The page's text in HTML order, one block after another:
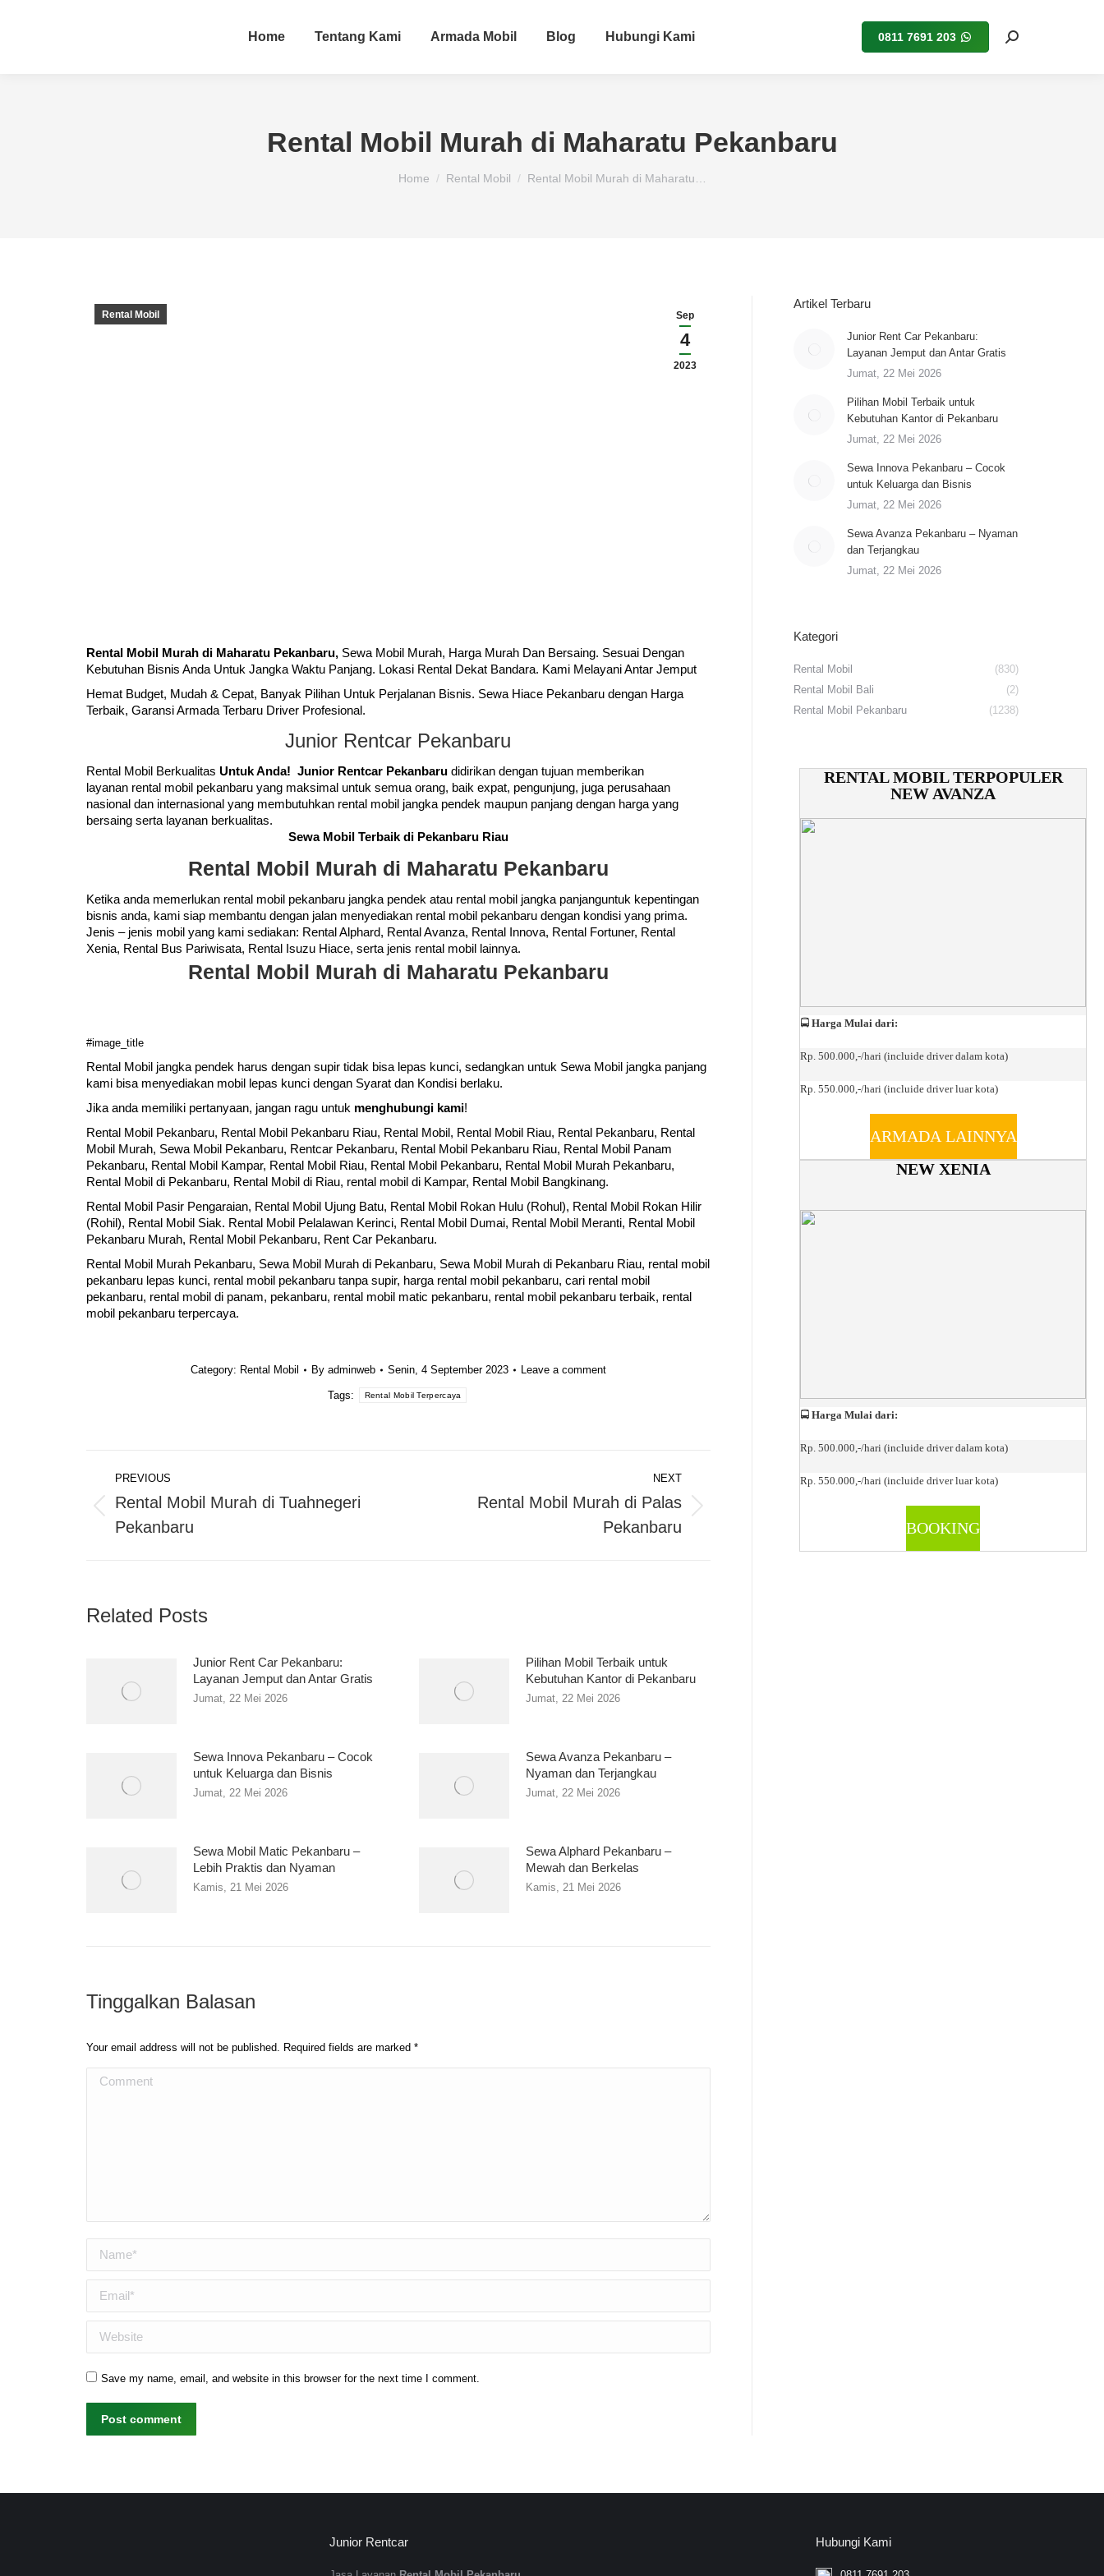
Home Tentang Kami Armada Mobil Blog Hubungi Kami 0811 7691 203 Search:
Rental Mobil Murah di Maharatu Pekanbaru
Home Rental Mobil Rental Mobil Murah di Maharatu…
Sep
4
2023
Rental Mobil
Rental Mobil Murah di Maharatu Pekanbaru, Sewa Mobil Murah, Harga Murah Dan Bersaing. Sesuai Dengan
Kebutuhan Bisnis Anda Untuk Jangka Waktu Panjang. Lokasi Rental Dekat Bandara. Kami Melayani Antar Jemput
Hemat Budget, Mudah & Cepat, Banyak Pilihan Untuk Perjalanan Bisnis. Sewa Hiace Pekanbaru dengan Harga
Terbaik, Garansi Armada Terbaru Driver Profesional.
Junior Rentcar Pekanbaru
Rental Mobil Berkualitas Untuk Anda! Junior Rentcar Pekanbarudidirikan dengan tujuan memberikan
layanan rental mobil pekanbaruyang maksimal untuk semua orang, baik expat, pengunjung, juga perusahaan
nasional dan internasional yang membutuhkan rental mobil jangka pendek maupun panjang dengan harga yang
bersaing serta layanan berkualitas.
Sewa Mobil Terbaik di Pekanbaru Riau
Rental Mobil Murah di Maharatu Pekanbaru
Ketika anda memerlukan rental mobil pekanbarujangka pendek atau rental mobil jangka panjanguntuk kepentingan
bisnis anda, kami siap membantu dengan jalan menyediakan rental mobil pekanbaru dengan kondisi yang prima.
Jenis – jenis mobil yang kami sediakan: Rental Alphard, Rental Avanza, Rental Innova, Rental Fortuner, Rental
Xenia, Rental Bus Pariwisata, Rental Isuzu Hiace, serta jenis rental mobil lainnya.
Rental Mobil Murah di Maharatu Pekanbaru
#image_title
Rental Mobiljangka pendek harus dengan supir tidak bisa lepas kunci, sedangkan untuk Sewa Mobiljangka panjang
kami bisa menyediakan mobil lepas kunci dengan Syarat dan Kondisi berlaku.
Jika anda memiliki pertanyaan, jangan ragu untuk menghubungi kami!
Rental Mobil Pekanbaru, Rental Mobil Pekanbaru Riau, Rental Mobil, Rental Mobil Riau, Rental Pekanbaru, Rental
Mobil Murah, Sewa Mobil Pekanbaru, Rentcar Pekanbaru, Rental Mobil Pekanbaru Riau, Rental Mobil Panam
Pekanbaru, Rental Mobil Kampar, Rental Mobil Riau, Rental Mobil Pekanbaru, Rental Mobil Murah Pekanbaru,
Rental Mobil di Pekanbaru, Rental Mobil di Riau, rental mobil di Kampar, Rental Mobil Bangkinang.
Rental Mobil Pasir Pengaraian, Rental Mobil Ujung Batu, Rental Mobil Rokan Hulu (Rohul), Rental Mobil Rokan Hilir
(Rohil), Rental Mobil Siak. Rental Mobil Pelalawan Kerinci, Rental MobilDumai, Rental Mobil Meranti, Rental Mobil
Pekanbaru Murah, Rental Mobil Pekanbaru, Rent Car Pekanbaru.
Rental Mobil Murah Pekanbaru, Sewa Mobil Murah di Pekanbaru, Sewa Mobil Murahdi Pekanbaru Riau, rental mobil
pekanbaru lepas kunci, rental mobil pekanbaru tanpa supir, harga rental mobil pekanbaru, cari rental mobil
pekanbaru, rental mobil di panam, pekanbaru, rental mobil matic pekanbaru, rental mobil pekanbaru terbaik, rental
mobil pekanbaru terpercaya.
Category: Rental Mobil By adminweb Senin, 4 September 2023 Leave a comment
Tags: Rental Mobil Terpercaya
navigation
PREVIOUS
Previous
post:
Rental Mobil Murah di Tuahnegeri
Pekanbaru
NEXT
Rental Mobil Murah di Palas
Pekanbaru
Related Posts
Junior Rent Car Pekanbaru:
Layanan Jemput dan Antar Gratis
Jumat, 22 Mei 2026
Pilihan Mobil Terbaik untuk
Kebutuhan Kantor di Pekanbaru
Jumat, 22 Mei 2026
Sewa Innova Pekanbaru – Cocok
untuk Keluarga dan Bisnis
Jumat, 22 Mei 2026
Sewa Avanza Pekanbaru –
Nyaman dan Terjangkau
Jumat, 22 Mei 2026
Sewa Mobil Matic Pekanbaru –
Lebih Praktis dan Nyaman
Kamis, 21 Mei 2026
Sewa Alphard Pekanbaru –
Mewah dan Berkelas
Kamis, 21 Mei 2026
Tinggalkan Balasan
Your email address will not be published. Required fields are marked *
Comment
Save my name, email, and website in this browser for the next time I comment.
Post comment
Artikel Terbaru
Junior Rent Car Pekanbaru:
Layanan Jemput dan Antar Gratis
Jumat, 22 Mei 2026
Pilihan Mobil Terbaik untuk
Kebutuhan Kantor di Pekanbaru
Jumat, 22 Mei 2026
Sewa Innova Pekanbaru – Cocok
untuk Keluarga dan Bisnis
Jumat, 22 Mei 2026
Sewa Avanza Pekanbaru – Nyaman
dan Terjangkau
Jumat, 22 Mei 2026
Kategori
Rental Mobil
(830)
Rental Mobil Bali
(2)
Rental Mobil Pekanbaru
(1238)
RENTAL MOBIL TERPOPULER
NEW AVANZA
🚍 Harga Mulai dari:
Rp. 500.000,-/hari (incluide driver dalam kota)
Rp. 550.000,-/hari (incluide driver luar kota)
ARMADA LAINNYA
NEW XENIA
🚍 Harga Mulai dari:
Rp. 500.000,-/hari (incluide driver dalam kota)
Rp. 550.000,-/hari (incluide driver luar kota)
BOOKING
Junior Rentcar Hubungi Kami